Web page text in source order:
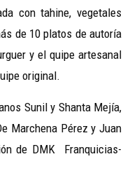
con tahine, vegetales
de 10 platos de autoría
y el quipe artesanal
original.
Sunil y Shanta Mejía,
Marchena Pérez y Juan
de DMK Franquicias-